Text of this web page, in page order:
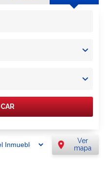
location_on
Ver
mapa